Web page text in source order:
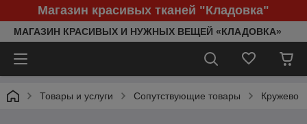
Магазин красивых тканей "Кладовка"
МАГАЗИН КРАСИВЫХ И НУЖНЫХ ВЕЩЕЙ «КЛАДОВКА»
Товары и услуги Сопутствующие товары Кружево